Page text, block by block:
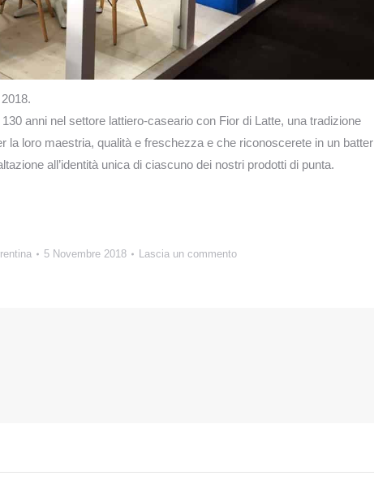
anni nel settore lattiero-caseario con Fior di Latte, una tradizione
la loro maestria, qualità e freschezza e che riconoscerete in un batter
all’identità unica di ciascuno dei nostri prodotti di punta.
5 Novembre 2018 Lascia un commento